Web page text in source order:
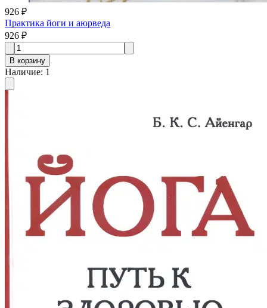
926 ₽
Практика йоги и аюрведа
926 ₽
В корзину
Наличие: 1